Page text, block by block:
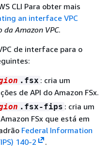
CLI Para obter mais
an interface VPC
da Amazon VPC.
de interface para o
.fsx : cria um
de API do Amazon FSx.
.fsx-fips : cria um
FSx que está em
Federal Information
140-2
.